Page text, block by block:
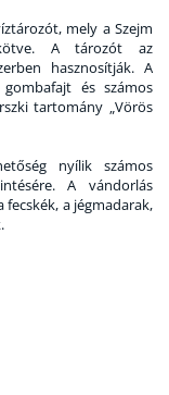
mely a Szejm
A tározót az
hasznosítják. A
és számos
tartomány „Vörös
nyílik számos
A vándorlás
a jégmadarak,